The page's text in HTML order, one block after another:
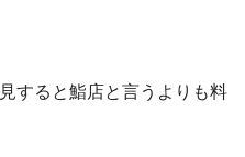
すると鮨店と言うよりも料